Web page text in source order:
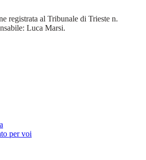
registrata al Tribunale di Trieste n.
Luca Marsi.
per voi